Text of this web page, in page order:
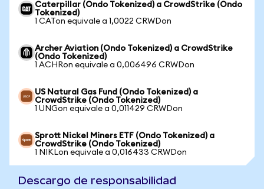
Caterpillar (Ondo Tokenized) a CrowdStrike (Ondo
Tokenized)
1 CATon equivale a 1,0022 CRWDon
Archer Aviation (Ondo Tokenized) a CrowdStrike
(Ondo Tokenized)
1 ACHRon equivale a 0,006496 CRWDon
US Natural Gas Fund (Ondo Tokenized) a
CrowdStrike (Ondo Tokenized)
1 UNGon equivale a 0,011429 CRWDon
Sprott Nickel Miners ETF (Ondo Tokenized) a
CrowdStrike (Ondo Tokenized)
1 NIKLon equivale a 0,016433 CRWDon
Descargo de responsabilidad